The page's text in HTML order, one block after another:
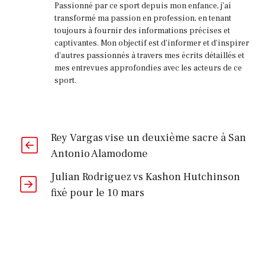
Passionné par ce sport depuis mon enfance, j'ai
transformé ma passion en profession, en tenant
toujours à fournir des informations précises et
captivantes. Mon objectif est d'informer et d'inspirer
d'autres passionnés à travers mes écrits détaillés et
mes entrevues approfondies avec les acteurs de ce
sport.
Rey Vargas vise un deuxième sacre à San
Antonio Alamodome
Julian Rodriguez vs Kashon Hutchinson
fixé pour le 10 mars